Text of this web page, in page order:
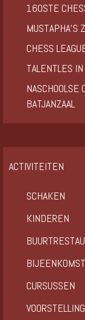
160STE
MUSTAPHA’S
CHESS
TALENTLES
BATJANZAAL
ACTIVITEITEN
SCHAKEN
KINDEREN
CURSUSSEN